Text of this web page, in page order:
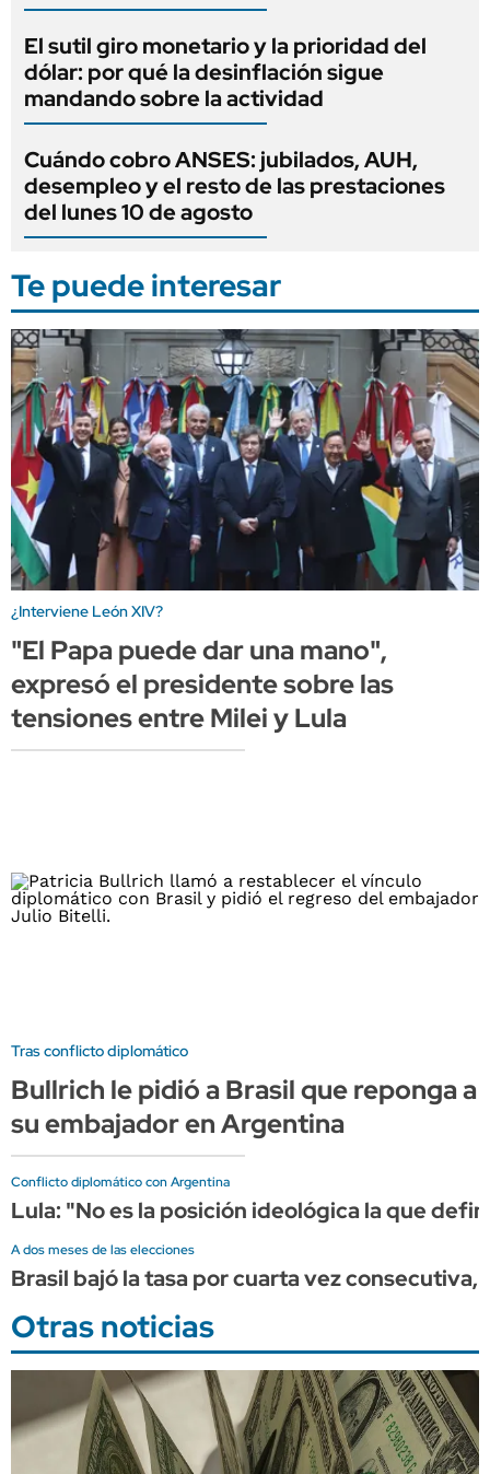
El sutil giro monetario y la prioridad del
dólar: por qué la desinflación sigue
mandando sobre la actividad
Cuándo cobro ANSES: jubilados, AUH,
desempleo y el resto de las prestaciones
del lunes 10 de agosto
Te puede interesar
¿Interviene León XIV?
"El Papa puede dar una mano",
expresó el presidente sobre las
tensiones entre Milei y Lula
Tras conflicto diplomático
Bullrich le pidió a Brasil que reponga a
su embajador en Argentina
Conflicto diplomático con Argentina
Lula: "No es la posición ideológica la que
A dos meses de las elecciones
Brasil bajó la tasa por cuarta vez
Otras noticias